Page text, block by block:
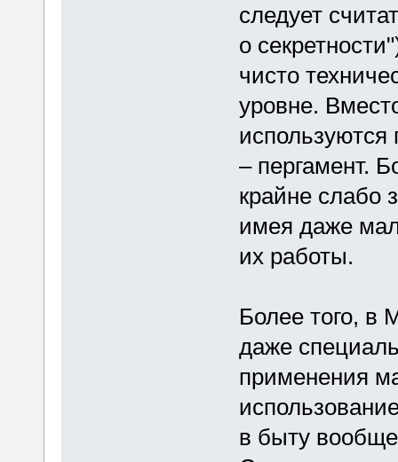
следует
о
чисто
уровне.
– пергамент.
крайне слабо
имея даже
их работы.
Более того, в
даже
применения
в быту